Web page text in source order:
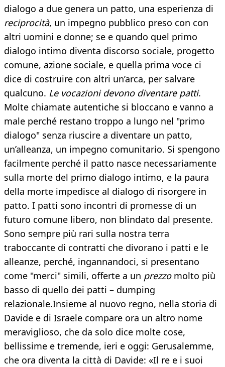
dialogo a due genera un patto, una esperienza di
reciprocità, un impegno pubblico preso con con
altri uomini e donne; se e quando quel primo
dialogo intimo diventa discorso sociale, progetto
comune, azione sociale, e quella prima voce ci
dice di costruire con altri un’arca, per salvare
qualcuno. Le vocazioni devono diventare patti.
Molte chiamate autentiche si bloccano e vanno a
male perché restano troppo a lungo nel "primo
dialogo" senza riuscire a diventare un patto,
un’alleanza, un impegno comunitario. Si spengono
facilmente perché il patto nasce necessariamente
sulla morte del primo dialogo intimo, e la paura
della morte impedisce al dialogo di risorgere in
patto. I patti sono incontri di promesse di un
futuro comune libero, non blindato dal presente.
Sono sempre più rari sulla nostra terra
traboccante di contratti che divorano i patti e le
alleanze, perché, ingannandoci, si presentano
come "merci" simili, offerte a un prezzomolto più
basso di quello dei patti – dumping
relazionale.Insieme al nuovo regno, nella storia di
Davide e di Israele compare ora un altro nome
meraviglioso, che da solo dice molte cose,
bellissime e tremende, ieri e oggi: Gerusalemme,
che ora diventa la città di Davide: «Il re e i suoi